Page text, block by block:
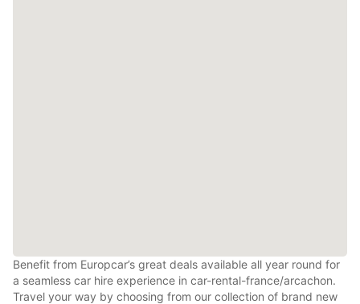
Benefit from Europcar’s great deals available all year round for
a seamless car hire experience in car-rental-france/arcachon.
Travel your way by choosing from our collection of brand new